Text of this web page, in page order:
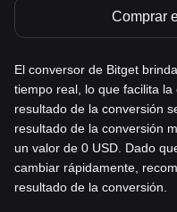
Comprar
El conversor de Bitget
tiempo real, lo que facilita
resultado de la conversión
resultado de la conversión
un valor de 0 USD. Dado
cambiar rápidamente,
resultado de la conversión.